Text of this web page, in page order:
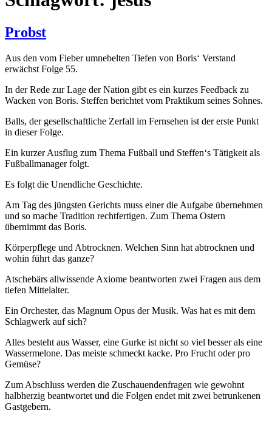
Probst
Aus den vom Fieber umnebelten Tiefen von Boris‘ Verstand
erwächst Folge 55.
In der Rede zur Lage der Nation gibt es ein kurzes Feedback zu
Wacken von Boris. Steffen berichtet vom Praktikum seines Sohnes.
Balls, der gesellschaftliche Zerfall im Fernsehen ist der erste Punkt
in dieser Folge.
Ein kurzer Ausflug zum Thema Fußball und Steffen‘s Tätigkeit als
Fußballmanager folgt.
Es folgt die Unendliche Geschichte.
Am Tag des jüngsten Gerichts muss einer die Aufgabe übernehmen
und so mache Tradition rechtfertigen. Zum Thema Ostern
übernimmt das Boris.
Körperpflege und Abtrocknen. Welchen Sinn hat abtrocknen und
wohin führt das ganze?
Atschebärs allwissende Axiome beantworten zwei Fragen aus dem
tiefen Mittelalter.
Ein Orchester, das Magnum Opus der Musik. Was hat es mit dem
Schlagwerk auf sich?
Alles besteht aus Wasser, eine Gurke ist nicht so viel besser als eine
Wassermelone. Das meiste schmeckt kacke. Pro Frucht oder pro
Gemüse?
Zum Abschluss werden die Zuschauendenfragen wie gewohnt
halbherzig beantwortet und die Folgen endet mit zwei betrunkenen
Gastgebern.